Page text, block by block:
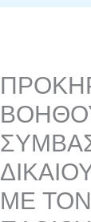
ΜΕ ΤΟΝ